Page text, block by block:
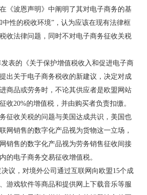
波恩声明》中阐明了其对电子商务的基
中性的税收环境”，认为应该在现有法律框
收法律问题，同时不对电子商务征收关税
的《关于保护增值税收入和促进电子商
出关于电子商务税收的新建议，决定对成
商品或劳务时，不论其供应者是欧盟网站
收20%的增值税，并由购买者负责扣缴。
征收关税的问题与美国达成共识，美国也
网销售的数字化产品视为货物这一立场，
销售的数字化产品视为劳务销售征收间接
的电子商务交易征收增值税。
，对境外公司通过互联网向欧盟15个成
游戏软件等商品和提供网上下载音乐等服